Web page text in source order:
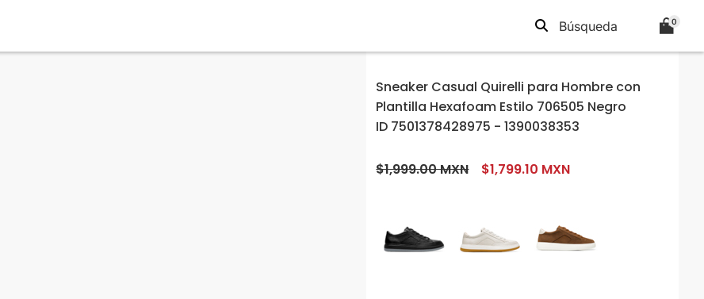
0
Sneaker Casual Quirelli para Hombre con
Plantilla Hexafoam Estilo 706505 Negro
ID 7501378428975 - 1390038353
$1,999.00 MXN $1,799.10 MXN